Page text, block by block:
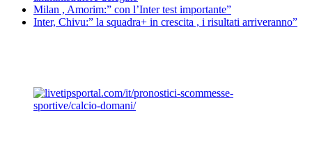
Milan , Amorim:” con l’Inter test importante”
Inter, Chivu:” la squadra+ in crescita , i risultati arriveranno”